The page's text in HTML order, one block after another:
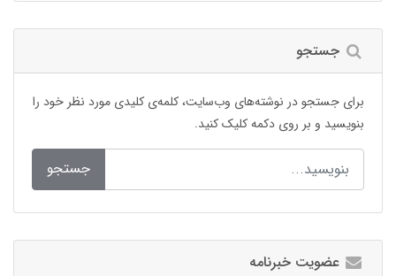
جستجو
برای جستجو در نوشته‌های وب‌سایت، کلمه‌ی کلیدی مورد نظر خود را
بنویسید و بر روی دکمه کلیک کنید.
جستجو
عضویت خبرنامه